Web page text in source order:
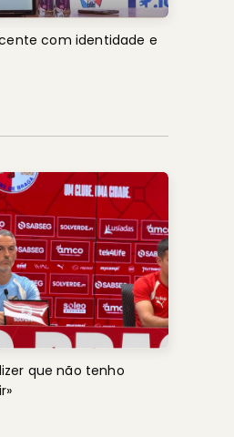
com identidade e
que não tenho